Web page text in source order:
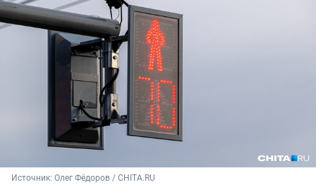
Источник: Олег Фёдоров / CHITA.RU